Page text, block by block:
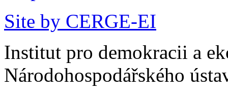
Site by CERGE-EI
Institut pro demokracii a
Národohospodářského